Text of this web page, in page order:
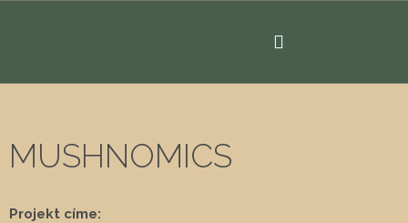
MUSHNOMICS
Projekt címe: